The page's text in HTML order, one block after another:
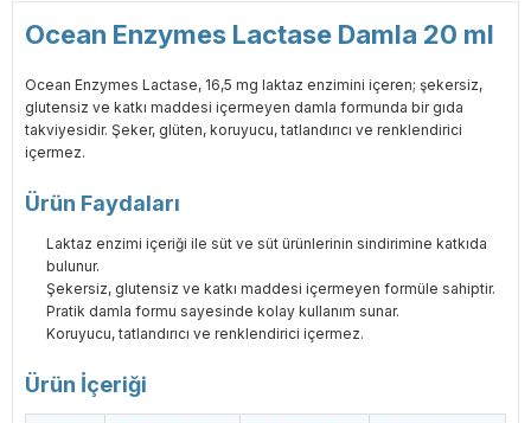
Ocean Enzymes Lactase Damla 20 ml
Ocean Enzymes Lactase, 16,5 mg laktaz enzimini içeren; şekersiz,
glutensiz ve katkı maddesi içermeyen damla formunda bir gıda
takviyesidir. Şeker, glüten, koruyucu, tatlandırıcı ve renklendirici
içermez.
Ürün Faydaları
Laktaz enzimi içeriği ile süt ve süt ürünlerinin sindirimine katkıda
bulunur.
Şekersiz, glutensiz ve katkı maddesi içermeyen formüle sahiptir.
Pratik damla formu sayesinde kolay kullanım sunar.
Koruyucu, tatlandırıcı ve renklendirici içermez.
Ürün İçeriği